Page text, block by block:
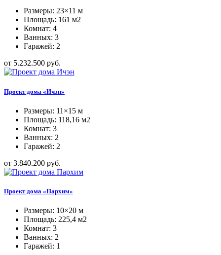
Размеры: 23×11 м
Площадь: 161 м2
Комнат: 4
Ванных: 3
Гаражей: 2
от 5.232.500 руб.
Проект дома «Ичэн»
Размеры: 11×15 м
Площадь: 118,16 м2
Комнат: 3
Ванных: 2
Гаражей: 2
от 3.840.200 руб.
Проект дома «Пархим»
Размеры: 10×20 м
Площадь: 225,4 м2
Комнат: 3
Ванных: 2
Гаражей: 1